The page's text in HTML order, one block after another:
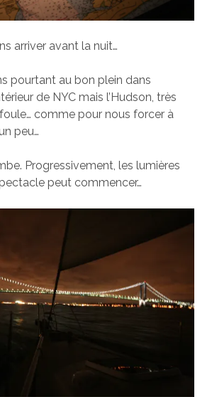
arriver avant la nuit…
pourtant au bon plein dans
de NYC mais l’Hudson, très
comme pour nous forcer à
peu…
Progressivement, les lumières
peut commencer…